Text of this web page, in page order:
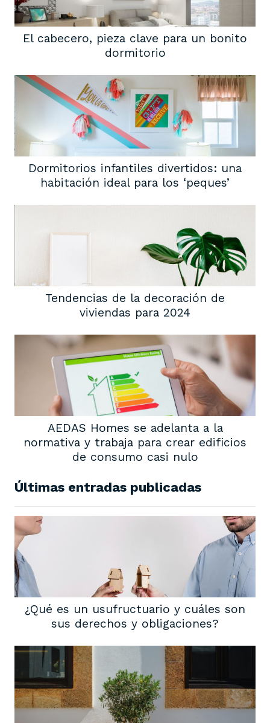
El cabecero, pieza clave para un bonito
dormitorio
Dormitorios infantiles divertidos: una
habitación ideal para los ‘peques’
Tendencias de la decoración de
viviendas para 2024
AEDAS Homes se adelanta a la
normativa y trabaja para crear edificios
de consumo casi nulo
Últimas entradas publicadas
¿Qué es un usufructuario y cuáles son
sus derechos y obligaciones?